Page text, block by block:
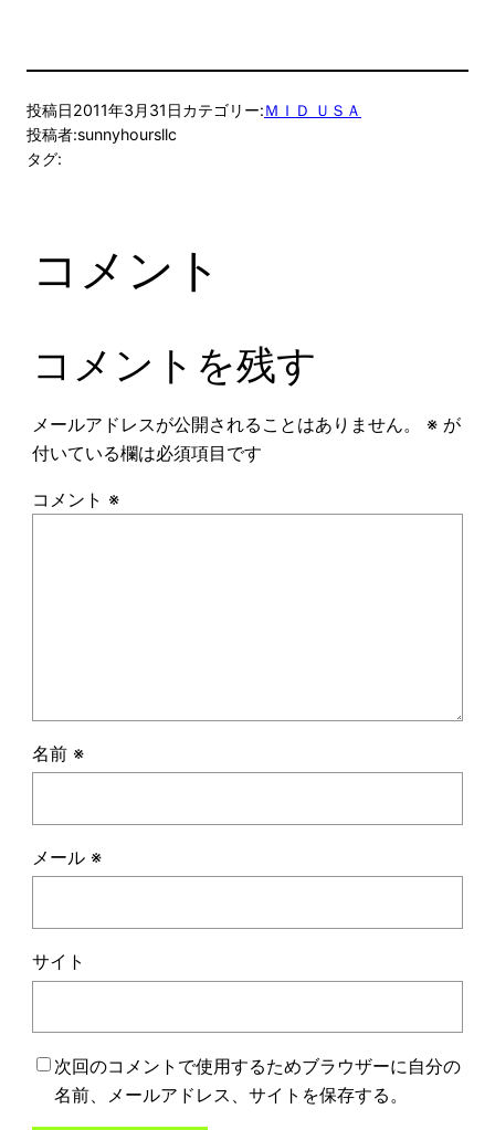
投稿日2011年3月31日カテゴリー:ＭＩＤ ＵＳＡ
投稿者:sunnyhoursllc
タグ:
コメント
コメントを残す
メールアドレスが公開されることはありません。 ※が
付いている欄は必須項目です
コメント ※
名前 ※
メール ※
サイト
次回のコメントで使用するためブラウザーに自分の
名前、メールアドレス、サイトを保存する。